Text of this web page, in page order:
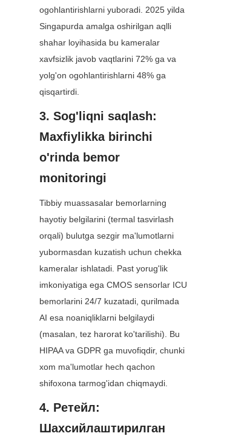
ogohlantirishlarni yuboradi. 2025 yilda
Singapurda amalga oshirilgan aqlli
shahar loyihasida bu kameralar
xavfsizlik javob vaqtlarini 72% ga va
yolg'on ogohlantirishlarni 48% ga
qisqartirdi.
3. Sog'liqni saqlash:
Maxfiylikka birinchi
o'rinda bemor
monitoringi
Tibbiy muassasalar bemorlarning
hayotiy belgilarini (termal tasvirlash
orqali) bulutga sezgir ma'lumotlarni
yubormasdan kuzatish uchun chekka
kameralar ishlatadi. Past yorug'lik
imkoniyatiga ega CMOS sensorlar ICU
bemorlarini 24/7 kuzatadi, qurilmada
AI esa noaniqliklarni belgilaydi
(masalan, tez harorat ko'tarilishi). Bu
HIPAA va GDPR ga muvofiqdir, chunki
xom ma'lumotlar hech qachon
shifoxona tarmog'idan chiqmaydi.
4. Ретейл:
Шахсийлаштирилган